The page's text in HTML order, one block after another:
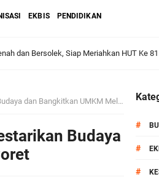
EKBIS PENDIDIKAN
Kepedulian Lingkungan dan
Bangkitkan UMKM Melalui Coret Coret
Budaya
#
#
#